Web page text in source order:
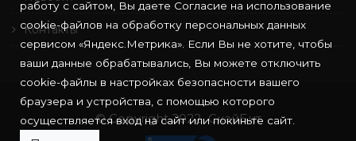
Контакты
© Copyright 2022 СкайБит
работу с сайтом, Вы даете Согласие на использование
cookie-файлов на обработку персональных данных
сервисом «Яндекс.Метрика». Если Вы не хотите, чтобы
ваши данные обрабатывались, Вы можете отключить
cookie-файлы в настройках безопасности вашего
браузера и устройства, с помощью которого
осуществляется вход на сайт или покиньте сайт.